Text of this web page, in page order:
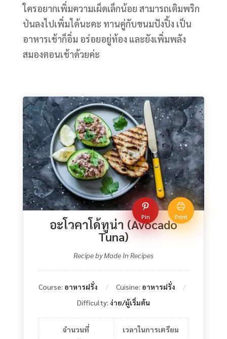
ใครอยากเพิ่มความเผ็ดเล็กน้อย สามารถเติมพริก
ป่นลงไปเพิ่มได้นะคะ ทานคู่กับขนมปังปิ้ง เป็น
อาหารเช้าก็อิ่ม อร่อยอยู่ท้อง และยังเพิ่มพลัง
สมองตอนเช้าด้วยค่ะ
Pin Print
อะโวคาโด้ทูน่า (Avocado
Tuna)
Recipe by Made In Recipes
Course: อาหารฝรั่ง Cuisine: อาหารฝรั่ง
Difficulty: ง่าย/ผู้เริ่มต้น
จำนวนที่
เวลาในการเตรียม